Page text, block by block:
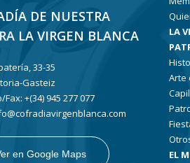
DE NUESTRA
LA VIRGEN BLANCA
33-35
Gasteiz
+(34) 945 277 077
en Google Maps
LA
Arte
EL